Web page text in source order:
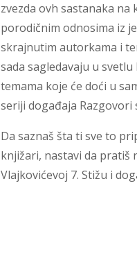
zvezda ovh sastanaka
porodičnim odnosima iz
skrajnutim autorkama i
sada sagledavaju u
temama koje će doći u
seriji događaja Razgovori
Da saznaš šta ti sve to
knjižari, nastavi da pratiš
Vlajkovićevoj 7. Stižu i